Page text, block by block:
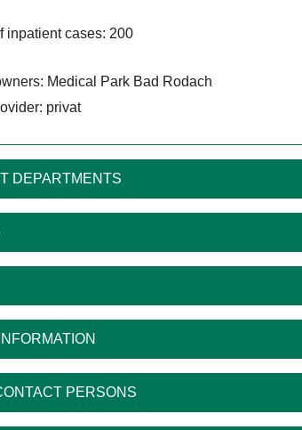
inpatient cases: 200
Medical Park Bad Rodach
privat
DEPARTMENTS
PERSONS